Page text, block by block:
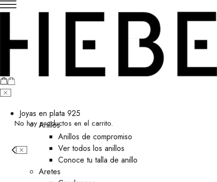
No hay productos en el carrito.
Joyas en plata 925
Anillos
Anillos de compromiso
Ver todos los anillos
Conoce tu talla de anillo
Aretes